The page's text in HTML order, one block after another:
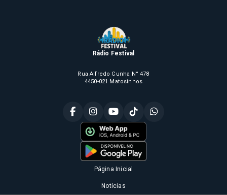
Rádio Festival
Rua Alfredo Cunha N° 478
4450-021 Matosinhos
Página Inicial
Notícias